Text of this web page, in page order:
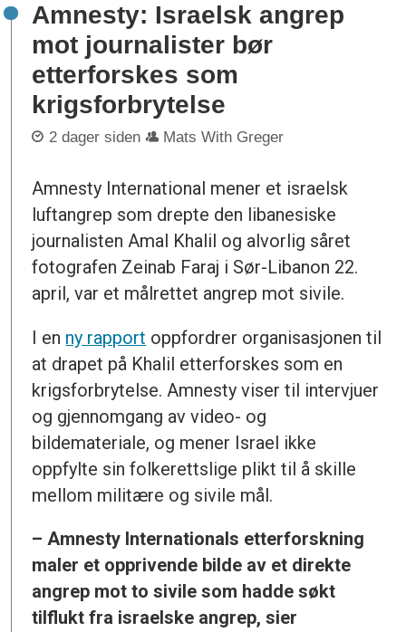
Amnesty: Israelsk angrep
mot journalister bør
etterforskes som
krigsforbrytelse
2 dager siden Mats With Greger
Amnesty International mener et israelsk
luftangrep som drepte den libanesiske
journalisten Amal Khalil og alvorlig såret
fotografen Zeinab Faraj i Sør-Libanon 22.
april, var et målrettet angrep mot sivile.
I en ny rapport oppfordrer organisasjonen til
at drapet på Khalil etterforskes som en
krigsforbrytelse. Amnesty viser til intervjuer
og gjennomgang av video- og
bildemateriale, og mener Israel ikke
oppfylte sin folkerettslige plikt til å skille
mellom militære og sivile mål.
– Amnesty Internationals etterforskning
maler et opprivende bilde av et direkte
angrep mot to sivile som hadde søkt
tilflukt fra israelske angrep, sier